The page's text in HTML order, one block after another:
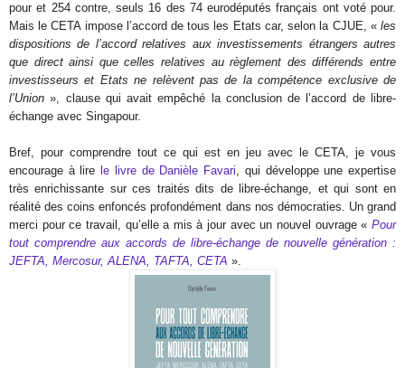
pour et 254 contre, seuls 16 des 74 eurodéputés français ont voté pour.
Mais le CETA impose l’accord de tous les Etats car, selon la CJUE, « les
dispositions de l’accord relatives aux investissements étrangers autres
que direct ainsi que celles relatives au règlement des différends entre
investisseurs et Etats ne relèvent pas de la compétence exclusive de
l’Union», clause qui avait empêché la conclusion de l’accord de libre-
échange avec Singapour.
Bref, pour comprendre tout ce qui est en jeu avec le CETA, je vous
encourage à lire le livre de Danièle Favari, qui développe une expertise
très enrichissante sur ces traités dits de libre-échange, et qui sont en
réalité des coins enfoncés profondément dans nos démocraties. Un grand
merci pour ce travail, qu’elle a mis à jour avec un nouvel ouvrage « Pour
tout comprendre aux accords de libre-échange de nouvelle génération :
JEFTA, Mercosur, ALENA, TAFTA, CETA ».